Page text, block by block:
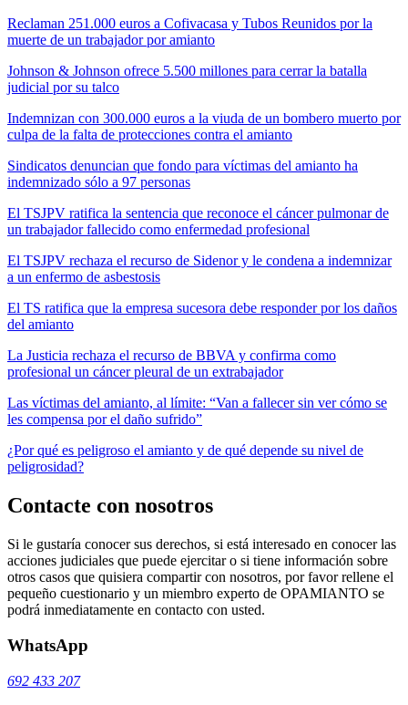
Reclaman 251.000 euros a Cofivacasa y Tubos Reunidos por la
muerte de un trabajador por amianto
Johnson & Johnson ofrece 5.500 millones para cerrar la batalla
judicial por su talco
Indemnizan con 300.000 euros a la viuda de un bombero muerto por
culpa de la falta de protecciones contra el amianto
Sindicatos denuncian que fondo para víctimas del amianto ha
indemnizado sólo a 97 personas
El TSJPV ratifica la sentencia que reconoce el cáncer pulmonar de
un trabajador fallecido como enfermedad profesional
El TSJPV rechaza el recurso de Sidenor y le condena a indemnizar
a un enfermo de asbestosis
El TS ratifica que la empresa sucesora debe responder por los daños
del amianto
La Justicia rechaza el recurso de BBVA y confirma como
profesional un cáncer pleural de un extrabajador
Las víctimas del amianto, al límite: “Van a fallecer sin ver cómo se
les compensa por el daño sufrido”
¿Por qué es peligroso el amianto y de qué depende su nivel de
peligrosidad?
Contacte con nosotros
Si le gustaría conocer sus derechos, si está interesado en conocer las
acciones judiciales que puede ejercitar o si tiene información sobre
otros casos que quisiera compartir con nosotros, por favor rellene el
pequeño cuestionario y un miembro experto de OPAMIANTO se
podrá inmediatamente en contacto con usted.
WhatsApp
692 433 207